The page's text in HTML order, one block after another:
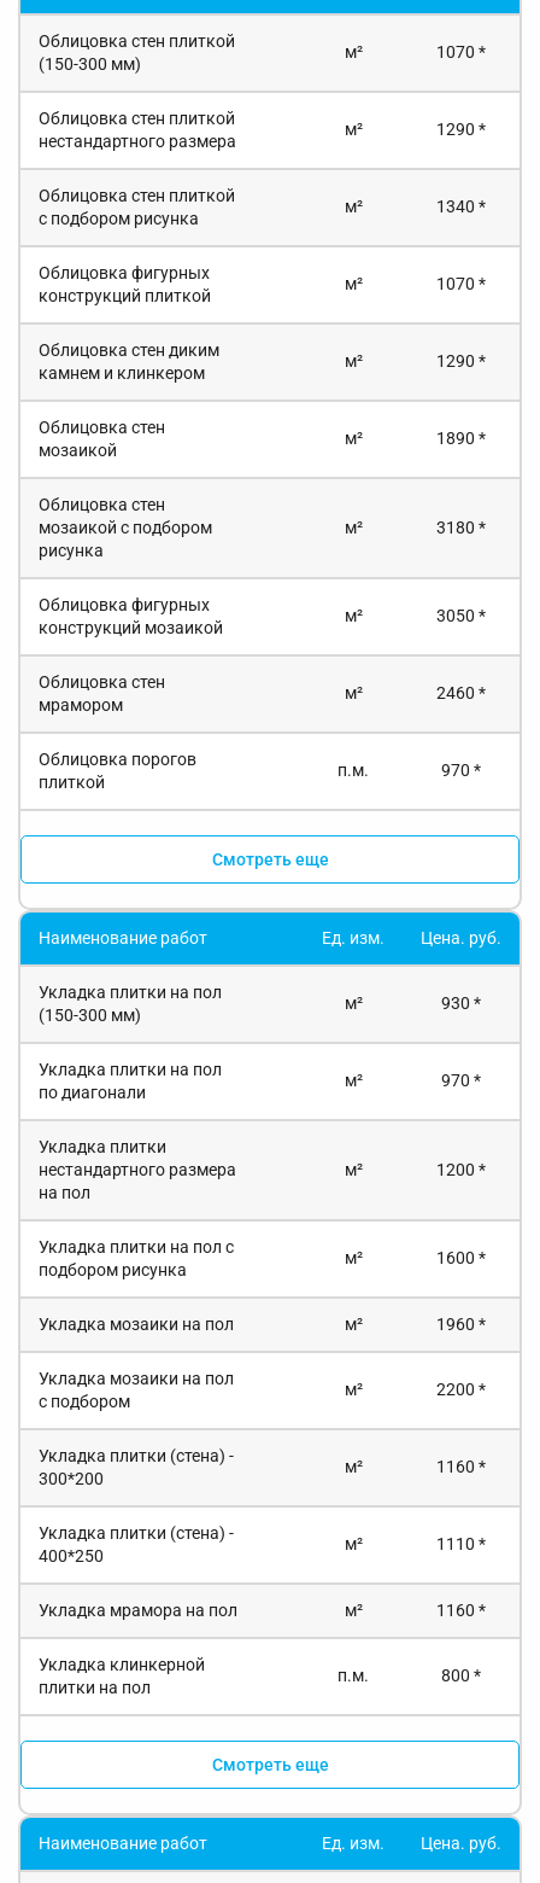
Облицовка стен плиткой
(150-300 мм)
м² 1070 *
Облицовка стен плиткой
нестандартного размера
м² 1290 *
Облицовка стен плиткой
с подбором рисунка
м² 1340 *
Облицовка фигурных
конструкций плиткой
м² 1070 *
Облицовка стен диким
камнем и клинкером
м² 1290 *
Облицовка стен
мозаикой
м² 1890 *
Облицовка стен
мозаикой с подбором
рисунка
м² 3180 *
Облицовка фигурных
конструкций мозаикой
м² 3050 *
Облицовка стен
мрамором
м² 2460 *
Облицовка порогов
плиткой
п.м. 970 *
Смотреть еще
Наименование работ Ед. изм. Цена. руб.
Укладка плитки на пол
(150-300 мм)
м² 930 *
Укладка плитки на пол
по диагонали
м² 970 *
Укладка плитки
нестандартного размера
на пол
м² 1200 *
Укладка плитки на пол с
подбором рисунка
м² 1600 *
Укладка мозаики на пол м² 1960 *
Укладка мозаики на пол
с подбором
м² 2200 *
Укладка плитки (стена) -
300*200
м² 1160 *
Укладка плитки (стена) -
400*250
м² 1110 *
Укладка мрамора на пол м² 1160 *
Укладка клинкерной
плитки на пол
п.м. 800 *
Смотреть еще
Наименование работ Ед. изм. Цена. руб.